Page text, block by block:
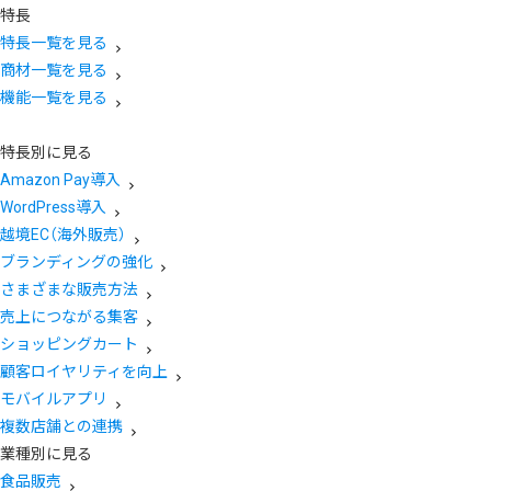
特長
特長一覧を見る
商材一覧を見る
機能一覧を見る
特長別に見る
Amazon Pay導入
WordPress導入
越境EC（海外販売）
ブランディングの強化
さまざまな販売方法
売上につながる集客
ショッピングカート
顧客ロイヤリティを向上
モバイルアプリ
複数店舗との連携
業種別に見る
食品販売